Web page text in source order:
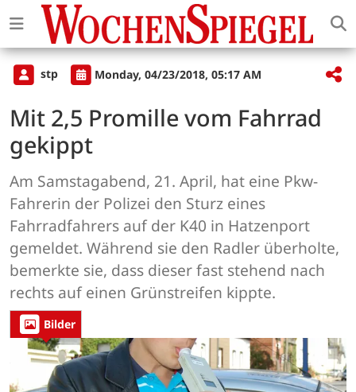
stp Monday, 04/23/2018, 05:17 AM
Mit 2,5 Promille vom Fahrrad
gekippt
Am Samstagabend, 21. April, hat eine Pkw-
Fahrerin der Polizei den Sturz eines
Fahrradfahrers auf der K40 in Hatzenport
gemeldet. Während sie den Radler überholte,
bemerkte sie, dass dieser fast stehend nach
rechts auf einen Grünstreifen kippte.
Bilder